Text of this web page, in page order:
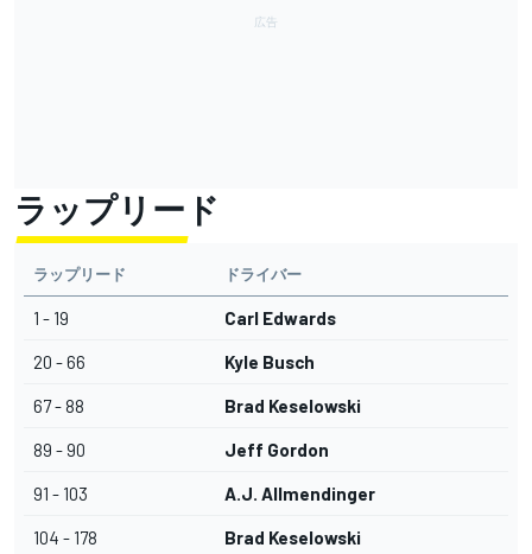
ラップリード
ラップリード ドライバー
1 - 19 Carl Edwards
20 - 66 Kyle Busch
67 - 88 Brad Keselowski
89 - 90 Jeff Gordon
91 - 103 A.J. Allmendinger
104 - 178 Brad Keselowski